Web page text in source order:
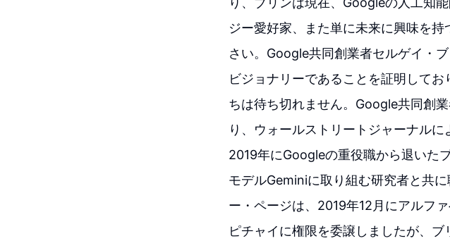
ジー愛好家、また単に未来に興味を
さい。Google共同創業者セルゲイ・
ビジョナリーであることを証明して
ちは待ち切れません。Google共同創
り、ウォールストリートジャーナル
2019年にGoogleの重役職から退いた
モデルGeminiに取り組む研究者と共
ー・ページは、2019年12月にアルフ
ピチャイに権限を委譲しましたが、